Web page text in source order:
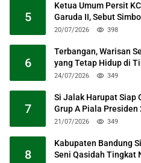
5
Ketua Umum Persit
Garuda II, Sebut
20/07/2026 398
6
Terbangan, Warisan
yang Tetap Hidup di
24/07/2026 349
7
Si Jalak Harupat Siap
Grup A Piala
21/07/2026 349
8
Kabupaten Bandung
Seni Qasidah Tingkat